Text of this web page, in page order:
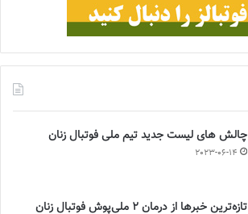
چالش هاى ليست جدید تيم ملى فوتبال زنان
2023-06-14
تازه‌ترین خبرها از درمان ۲ ملی‌پوش فوتبال زنان